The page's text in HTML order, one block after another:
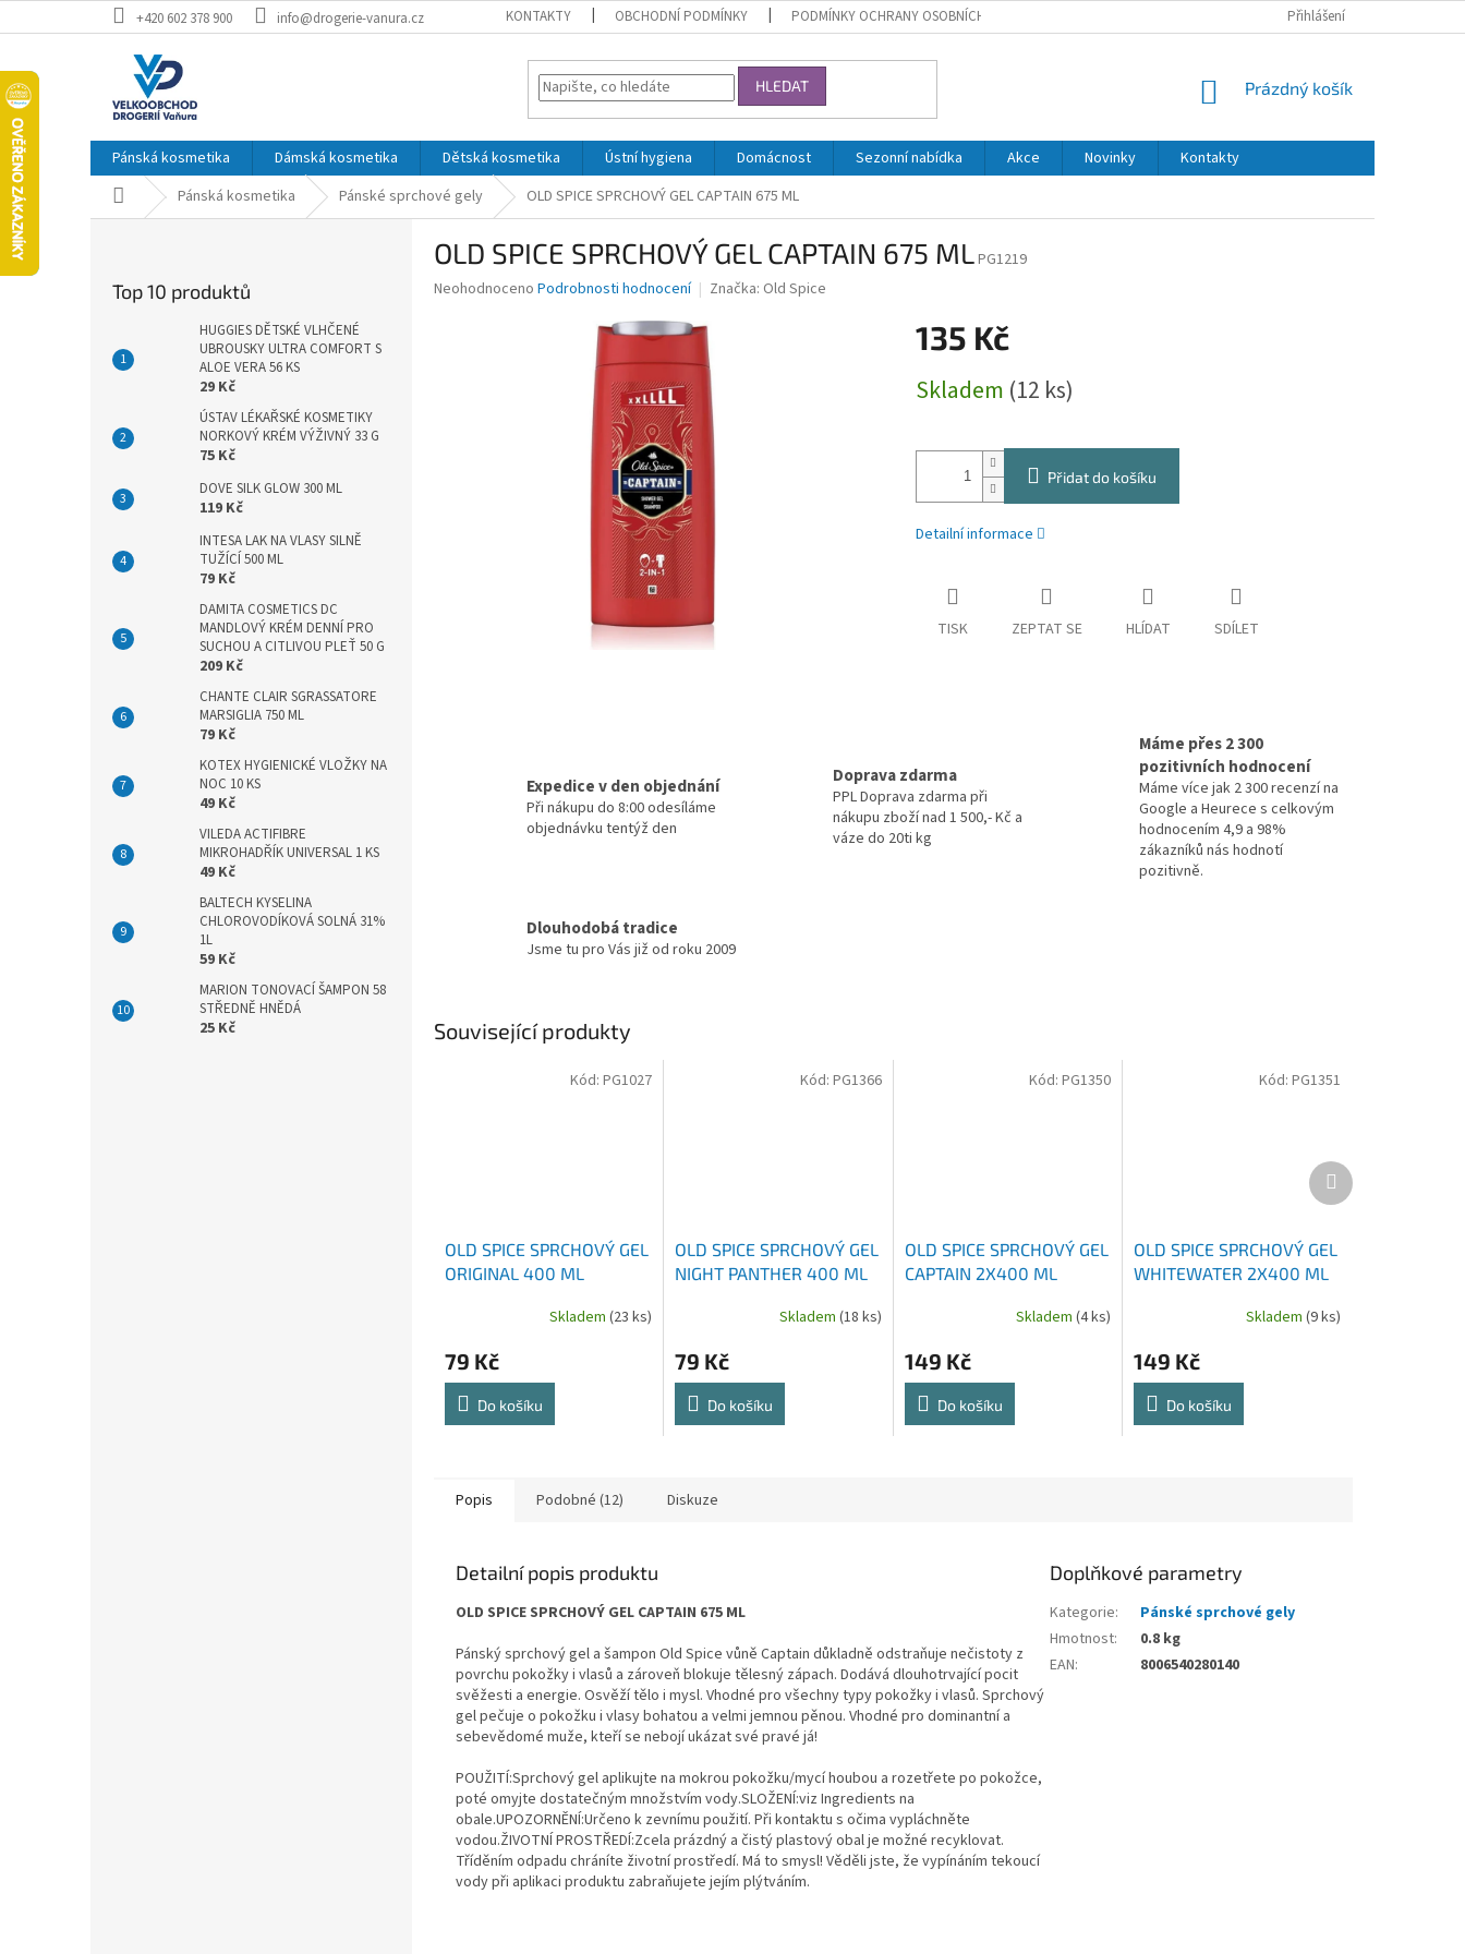
na
+420 602 378 900 info@drogerie-vanura.cz KONTAKTY OBCHODNÍ PODMÍNKY PODMÍNKY OCHRANY OSOBNÍCH ÚDAJŮ Přihlášení
HLEDAT
NÁKUPNÍ
Prázdný košík
Pánská kosmetika Dámská kosmetika Dětská kosmetika Ústní hygiena Domácnost Sezonní nabídka Akce Novinky
Kontakty
Domů Pánská kosmetika Pánské sprchové gely OLD SPICE SPRCHOVÝ GEL CAPTAIN 675 ML
Top 10 produktů
HUGGIES DĚTSKÉ VLHČENÉ
UBROUSKY ULTRA COMFORT S
ALOE VERA 56 KS
29 Kč
ÚSTAV LÉKAŘSKÉ KOSMETIKY
NORKOVÝ KRÉM VÝŽIVNÝ 33 G
75 Kč
DOVE SILK GLOW 300 ML
119 Kč
INTESA LAK NA VLASY SILNĚ
TUŽÍCÍ 500 ML
79 Kč
DAMITA COSMETICS DC
MANDLOVÝ KRÉM DENNÍ PRO
SUCHOU A CITLIVOU PLEŤ 50 G
209 Kč
CHANTE CLAIR SGRASSATORE
MARSIGLIA 750 ML
79 Kč
KOTEX HYGIENICKÉ VLOŽKY NA
NOC 10 KS
49 Kč
VILEDA ACTIFIBRE
MIKROHADŘÍK UNIVERSAL 1 KS
49 Kč
BALTECH KYSELINA
CHLOROVODÍKOVÁ SOLNÁ 31%
1L
59 Kč
MARION TONOVACÍ ŠAMPON 58
STŘEDNĚ HNĚDÁ
25 Kč
OLD SPICE SPRCHOVÝ GEL CAPTAIN 675 MLPG1219
Průměrné
Neohodnoceno Podrobnosti hodnocení Značka: Old Spice
135 Kč
cena:
Skladem (12 ks)
Přidat do košíku
Detailní informace
TISK ZEPTAT SE HLÍDAT SDÍLET
Expedice v den objednání
Při nákupu do 8:00 odesíláme
objednávku tentýž den
Doprava zdarma
PPL Doprava zdarma při
nákupu zboží nad 1 500,- Kč a
váze do 20ti kg
Máme přes 2 300
pozitivních hodnocení
Máme více jak 2 300 recenzí na
Google a Heurece s celkovým
hodnocením 4,9 a 98%
zákazníků nás hodnotí
pozitivně.
Dlouhodobá tradice
Jsme tu pro Vás již od roku 2009
Související produkty
OLD SPICE SPRCHOVÝ GEL
ORIGINAL 400 ML
Skladem (23 ks)
79 Kč
Do košíku
Kód: PG1027
OLD SPICE SPRCHOVÝ GEL
NIGHT PANTHER 400 ML
Skladem (18 ks)
79 Kč
Do košíku
Kód: PG1366
OLD SPICE SPRCHOVÝ GEL
CAPTAIN 2X400 ML
Skladem(4 ks)
149 Kč
Do košíku
Kód:PG1350
OLD SPICE SPRCHOVÝ GEL
WHITEWATER 2X400 ML
Skladem (9 ks)
149 Kč
Do košíku
Kód: PG1351
Další
produkt
Popis Podobné (12) Diskuze
Detailní popis produktu
OLD SPICE SPRCHOVÝ GEL CAPTAIN 675 ML
Pánský sprchový gel a šampon Old Spice vůně Captain důkladně odstraňuje nečistoty z
povrchu pokožky i vlasů a zároveň blokuje tělesný zápach. Dodává dlouhotrvající pocit
svěžesti a energie. Osvěží tělo i mysl. Vhodné pro všechny typy pokožky i vlasů. Sprchový
gel pečuje o pokožku i vlasy bohatou a velmi jemnou pěnou. Vhodné pro dominantní a
sebevědomé muže, kteří se nebojí ukázat své pravé já!
POUŽITÍ:Sprchový gel aplikujte na mokrou pokožku/mycí houbou a rozetřete po pokožce,
poté omyjte dostatečným množstvím vody.SLOŽENÍ:viz Ingredients na
obale.UPOZORNĚNÍ:Určeno k zevnímu použití. Při kontaktu s očima vypláchněte
vodou.ŽIVOTNÍ PROSTŘEDÍ:Zcela prázdný a čistý plastový obal je možné recyklovat.
Tříděním odpadu chráníte životní prostředí. Má to smysl! Věděli jste, že vypínáním tekoucí
vody při aplikaci produktu zabraňujete jejím plýtváním.
Doplňkové parametry
Kategorie:
Pánské sprchové gely
Hmotnost:
0.8 kg
EAN: 8006540280140